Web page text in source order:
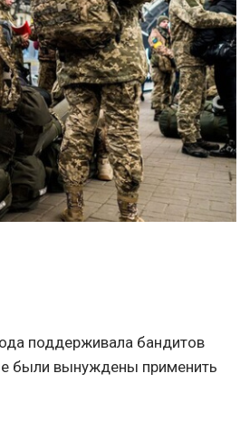
поддерживала бандитов
были вынуждены применить